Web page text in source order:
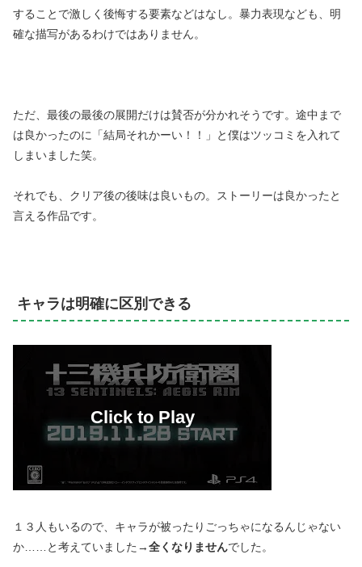
することで激しく後悔する要素などはなし。暴力表現なども、明
確な描写があるわけではありません。
ただ、最後の最後の展開だけは賛否が分かれそうです。途中まで
は良かったのに「結局それかーい！！」と僕はツッコミを入れて
しまいました笑。
それでも、クリア後の後味は良いもの。ストーリーは良かったと
言える作品です。
キャラは明確に区別できる
１３人もいるので、キャラが被ったりごっちゃになるんじゃない
か……と考えていました→全くなりませんでした。